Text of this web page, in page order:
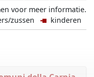
voor meer informatie.
zussen kinderen